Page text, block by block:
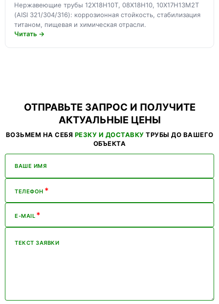
Нержавеющие трубы 12Х18Н10Т, 08Х18Н10, 10Х17Н13М2Т
(AISI 321/304/316): коррозионная стойкость, стабилизация
титаном, пищевая и химическая отрасли.
Читать →
ОТПРАВЬТЕ ЗАПРОС И ПОЛУЧИТЕ
АКТУАЛЬНЫЕ ЦЕНЫ
ВОЗЬМЕМ НА СЕБЯ РЕЗКУ И ДОСТАВКУ ТРУБЫ ДО ВАШЕГО
ОБЪЕКТА
ВАШЕ ИМЯ
ТЕЛЕФОН *
E-MAIL *
ТЕКСТ ЗАЯВКИ